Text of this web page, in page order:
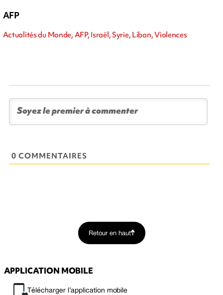
AFP
Actualités du Monde, AFP, Israël, Syrie, Liban, Violences
0 COMMENTAIRES
Retour en haut
APPLICATION MOBILE
Télécharger l’application mobile